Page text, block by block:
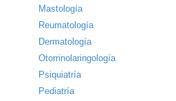
Mastología
Reumatología
Dermatología
Otorrinolaringología
Psiquiatría
Pediatría